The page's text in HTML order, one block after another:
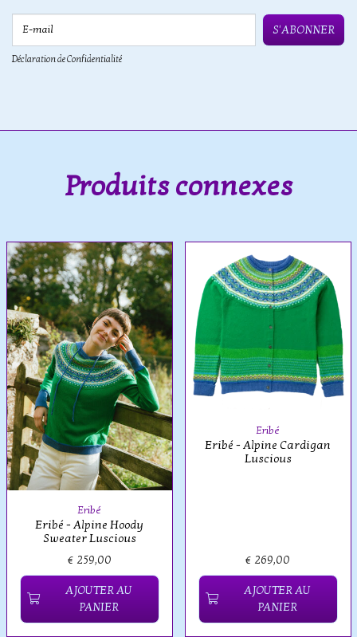
S'ABONNER
Déclaration de Confidentialité
Produits connexes
Eribé
Eribé - Alpine Hoody
Sweater Luscious
€ 259,00
AJOUTER AU
PANIER
Eribé
Eribé - Alpine Cardigan
Luscious
€ 269,00
AJOUTER AU
PANIER